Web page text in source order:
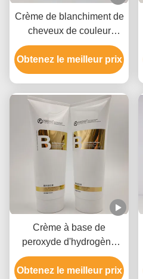
Crème de blanchiment de
cheveux de couleur
blanche Formule douce,
rapide à décolorer,
jusqu'à 9 niveaux
Obtenez le meilleur prix
Crème à base de
peroxyde d'hydrogène
pour démaquillant de
cheveux, approbation
Obtenez le meilleur prix